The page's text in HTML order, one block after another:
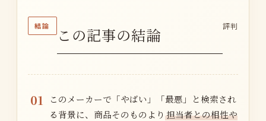
結論 この記事の結論 評判
01
このメーカーで「やばい」「最悪」と検索され
る背景に、商品そのものより 担当者との相性や